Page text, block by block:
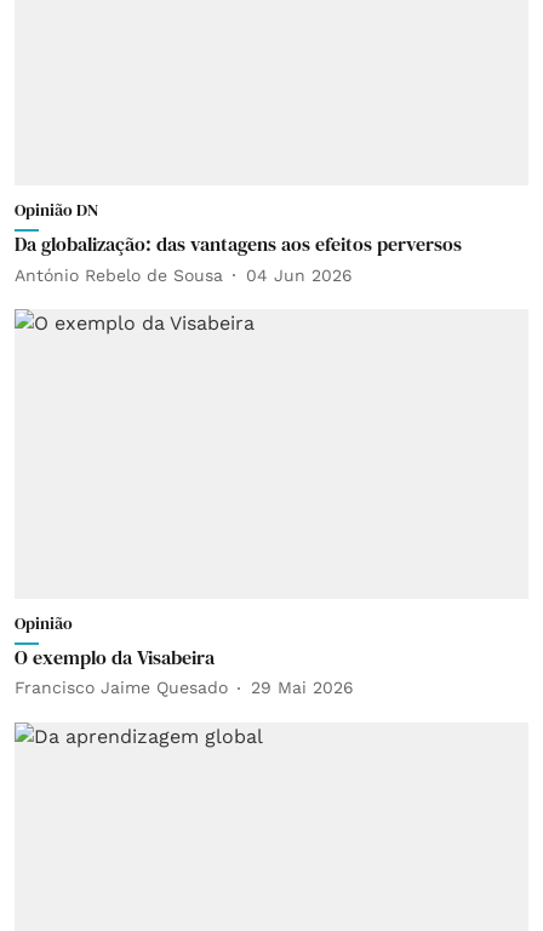
Opinião DN
Da globalização: das vantagens aos efeitos perversos
António Rebelo de Sousa 04 Jun 2026
Opinião
O exemplo da Visabeira
Francisco Jaime Quesado 29 Mai 2026